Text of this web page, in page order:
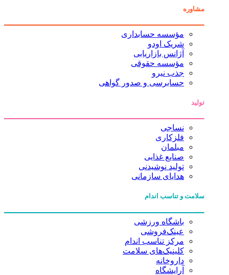
مشاوره
مؤسسه حسابداری
شریک اودو
آژانس بازاریابی
مؤسسه حقوقی
جذب نیرو
حسابرسی و صدور گواهی
تولید
نساجی
فلزکاری
مبلمان
صنایع غذایی
تولید نوشیدنی
هدایای سازمانی
سلامت و تناسب اندام
باشگاه ورزشی
عینک‌فروشی
مرکز تناسب اندام
کلینیک‌های سلامت
داروخانه
آرایشگاه